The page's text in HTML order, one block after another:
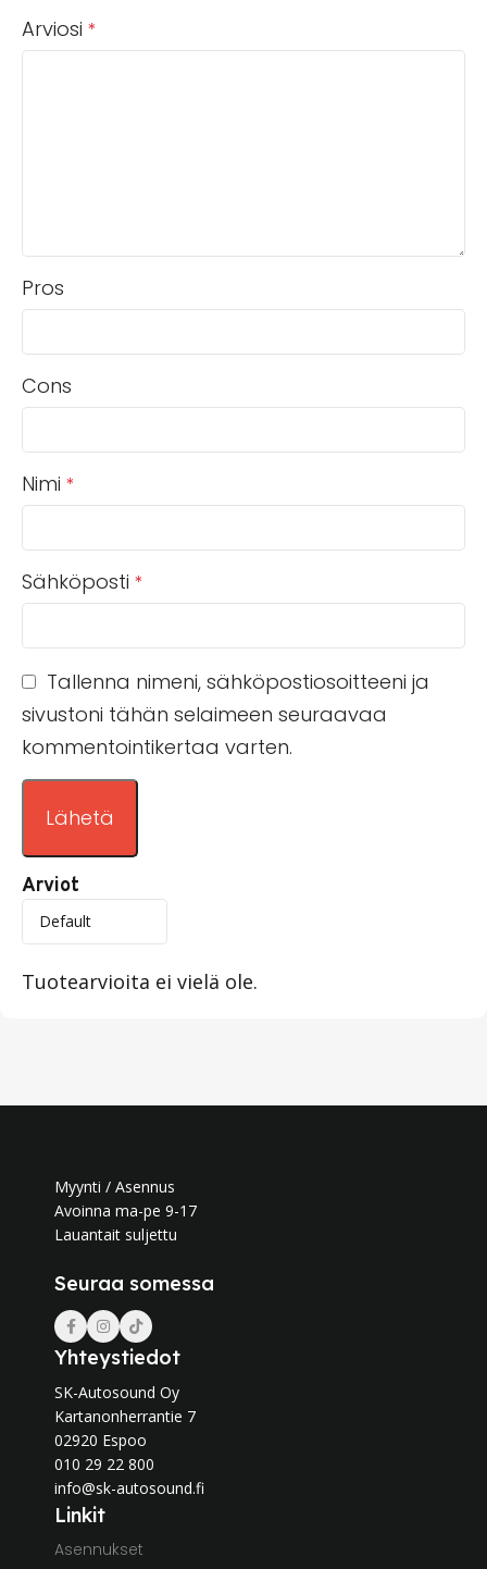
Arviot
Tuotearvioita ei vielä ole.
Arviosi *
Pros
Cons
Nimi *
Sähköposti *
Tallenna nimeni, sähköpostiosoitteeni ja
sivustoni tähän selaimeen seuraavaa
kommentointikertaa varten.
Myynti / Asennus
Avoinna ma-pe 9-17
Lauantait suljettu
Seuraa somessa
Yhteystiedot
SK-Autosound Oy
Kartanonherrantie 7
02920 Espoo
010 29 22 800
info@sk-autosound.fi
Linkit
Asennukset